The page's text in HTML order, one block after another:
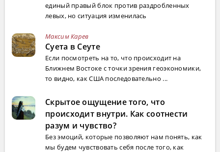
единый правый блок против раздробленных
левых, но ситуация изменилась
Максим Карев
Суета в Сеуте
Если посмотреть на то, что происходит на
Ближнем Востоке с точки зрения геоэкономики,
то видно, как США последовательно ...
Скрытое ощущение того, что
происходит внутри. Как соотнести
разум и чувство?
Без эмоций, которые позволяют нам понять, как
мы будем чувствовать себя после того, как